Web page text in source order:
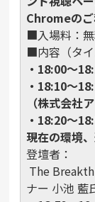
Chromeのご
■入場料：
■内容（タイ
・18:00〜
・18:10〜
（株式会社
・18:20〜
現在の環境
登壇者：
The
ナー 小池 藍